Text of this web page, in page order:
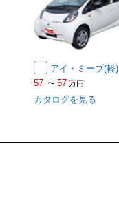
アイ・ミーブ(軽)
57 〜 57 万円
カタログを見る